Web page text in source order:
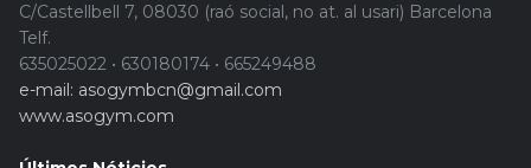
C/Castellbell 7, 08030 (raó social, no at. al usari) Barcelona
Telf.
635025022 • 630180174 • 665249488
e-mail: asogymbcn@gmail.com
www.asogym.com